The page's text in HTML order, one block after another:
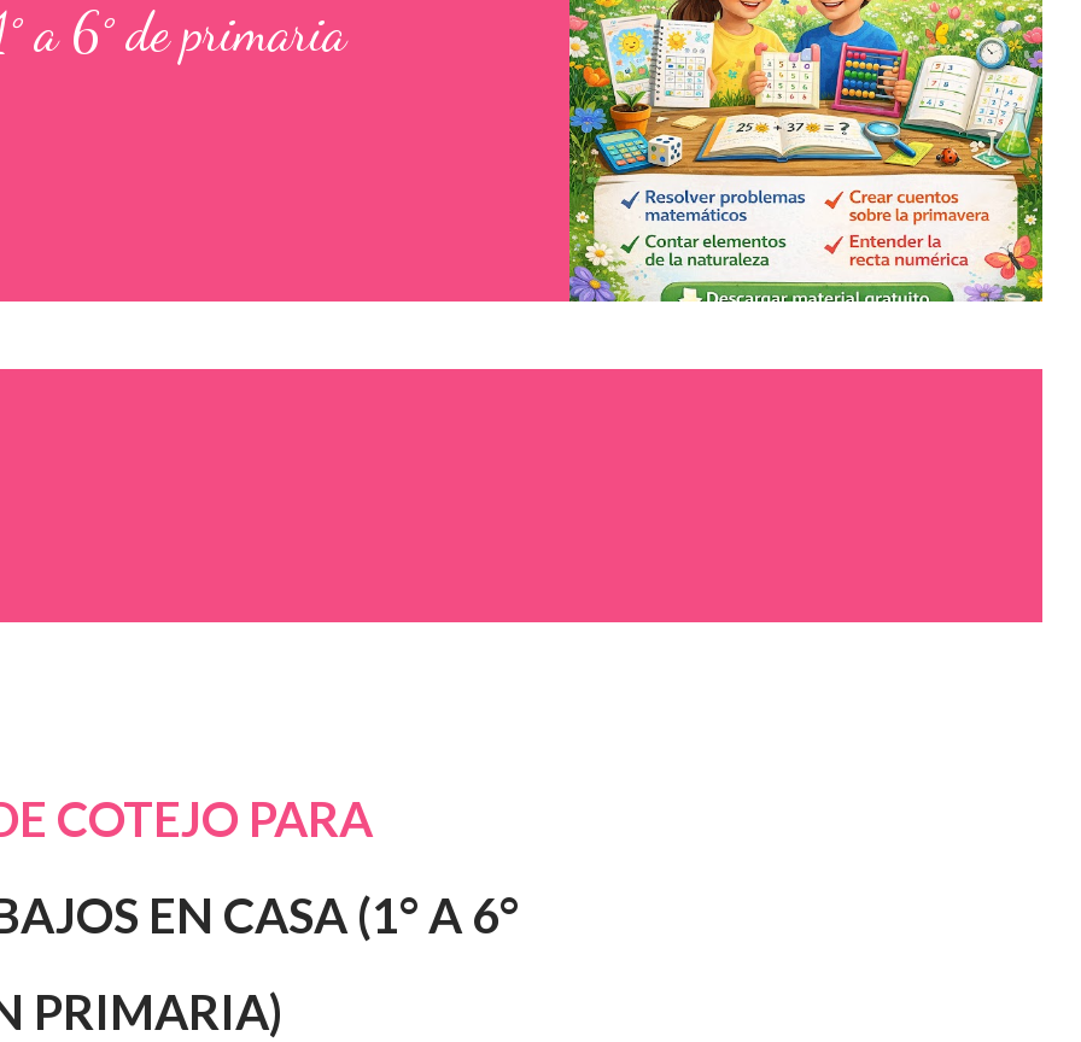
a 6° de primaria
COTEJO PARA
EN CASA (1° A 6°
PRIMARIA)